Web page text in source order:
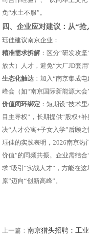
免“水土不服”。
四、企业应对建议：从“
珏佳建议南京企业：
精准需求拆解 ：区分“研发攻
放大）人才，避免“大厂JD套用
生态化触达 ：加入“南京集成
峰会（如“南京国际新能源大会
价值闭环绑定 ：短期设“技术
目主导权”，长期提供“股权+
决“人才公寓+子女入学”后顾之
珏佳的实践表明，2026南京热
价值”的同频共振。企业需结
求”吸引“实战人才”，方能在
原”迈向“创新高峰”。
上一篇：南京猎头招聘：工